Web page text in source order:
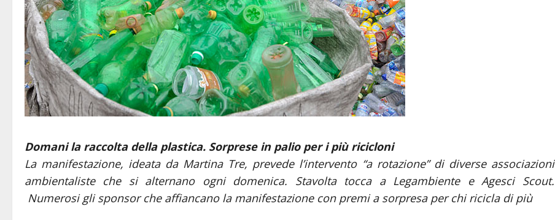
Domani la raccolta della plastica. Sorprese in palio per i più ricicloni
La manifestazione, ideata da Martina Tre, prevede l’intervento “a rotazione” di diverse associazioni
ambientaliste che si alternano ogni domenica. Stavolta tocca a Legambiente e Agesci Scout.
Numerosi gli sponsor che affiancano la manifestazione con premi a sorpresa per chi ricicla di più